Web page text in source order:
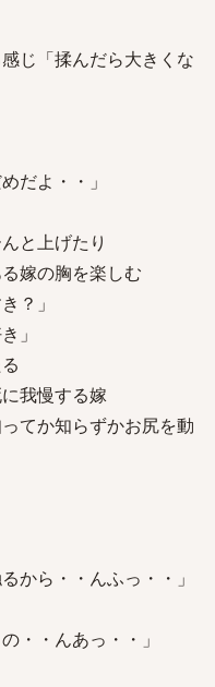
じ「揉んだら大きくな
だよ・・」
と上げたり
嫁の胸を楽しむ
？」
」
我慢する嫁
てか知らずかお尻を動
から・・んふっ・・」
・・んあっ・・」